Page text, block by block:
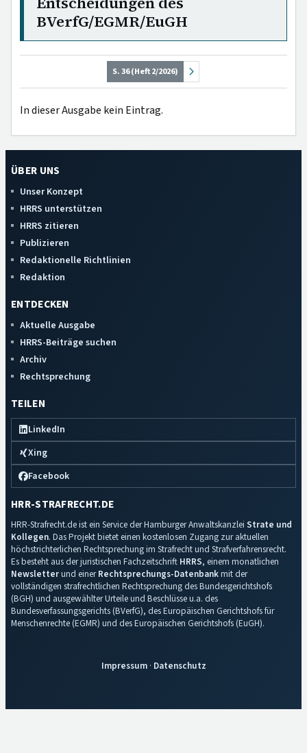
BVerfG/EGMR/EuGH
S. 36 (Heft 2/2026)
In dieser Ausgabe kein Eintrag.
ÜBER UNS
Unser Konzept
HRRS unterstützen
HRRS zitieren
Publizieren
Redaktionelle Richtlinien
Redaktion
ENTDECKEN
Aktuelle Ausgabe
HRRS-Beiträge suchen
Archiv
Rechtsprechung
TEILEN
LinkedIn
Xing
Facebook
HRR-STRAFRECHT.DE
HRR-Strafrecht.de ist ein Service der Hamburger Anwaltskanzlei Strate und
Kollegen. Das Projekt bietet einen kostenlosen Zugang zur aktuellen
höchstrichterlichen Rechtsprechung im Strafrecht und Strafverfahrensrecht.
Es besteht aus der juristischen Fachzeitschrift HRRS, einem monatlichen
Newsletterund einerRechtsprechungs-Datenbankmit der
vollständigen strafrechtlichen Rechtsprechung des Bundesgerichtshofs
(BGH) und ausgewählter Urteile und Beschlüsse u.a. des
Bundesverfassungsgerichts (BVerfG), des Europäischen Gerichtshofs für
Menschenrechte (EGMR) und des Europäischen Gerichtshofs (EuGH).
Impressum· Datenschutz